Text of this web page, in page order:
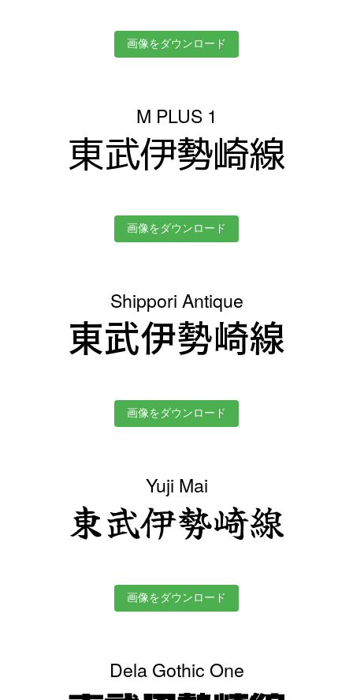
画像をダウンロード
M PLUS 1
東武伊勢崎線
画像をダウンロード
Shippori Antique
東武伊勢崎線
画像をダウンロード
Yuji Mai
東武伊勢崎線
画像をダウンロード
Dela Gothic One